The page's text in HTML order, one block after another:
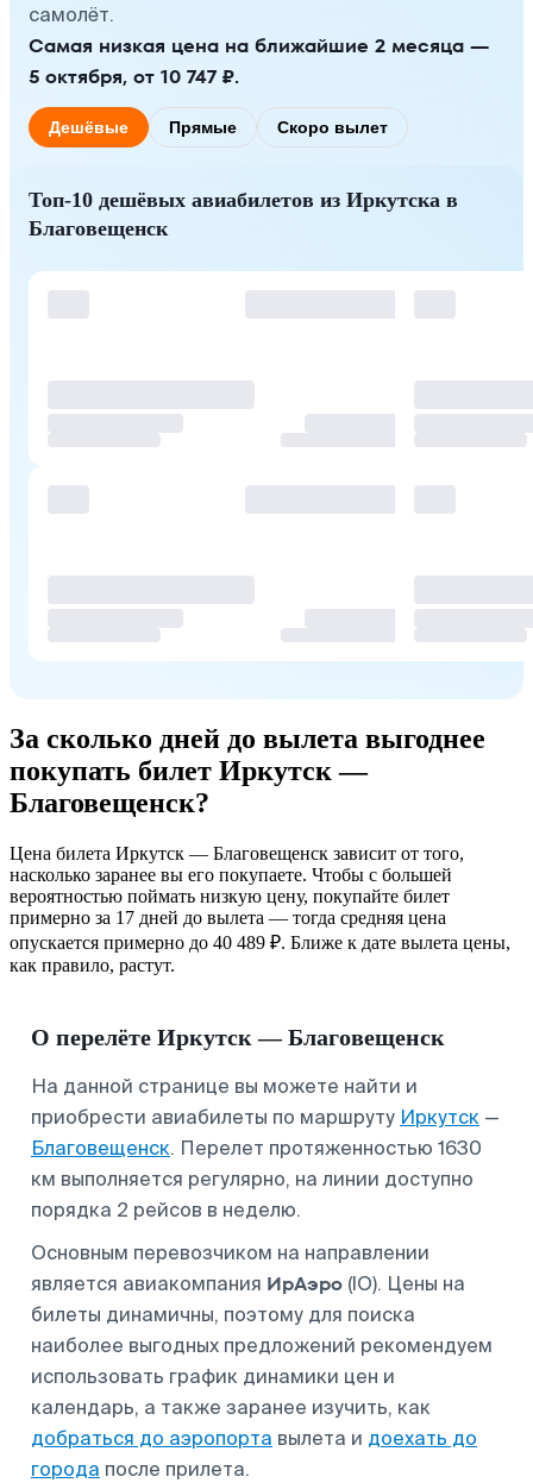
самолёт.
Самая низкая цена на ближайшие 2 месяца —
5 октября, от 10 747 ₽.
Дешёвые Прямые Скоро вылет
Топ-10 дешёвых авиабилетов из Иркутска в
Благовещенск
За сколько дней до вылета выгоднее
покупать билет Иркутск —
Благовещенск?
Цена билета Иркутск — Благовещенск зависит от того,
насколько заранее вы его покупаете. Чтобы с большей
вероятностью поймать низкую цену, покупайте билет
примерно за 17 дней до вылета — тогда средняя цена
опускается примерно до 40 489 ₽. Ближе к дате вылета цены,
как правило, растут.
О перелёте Иркутск — Благовещенск
На данной странице вы можете найти и
приобрести авиабилеты по маршруту Иркутск —
Благовещенск. Перелет протяженностью 1630
км выполняется регулярно, на линии доступно
порядка 2 рейсов в неделю.
Основным перевозчиком на направлении
является авиакомпания ИрАэро (IO). Цены на
билеты динамичны, поэтому для поиска
наиболее выгодных предложений рекомендуем
использовать график динамики цен и
календарь, а также заранее изучить, как
добраться до аэропорта вылета и доехать до
города после прилета.